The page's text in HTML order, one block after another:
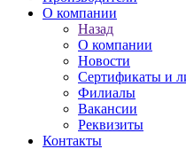
О компании
Назад
О компании
Новости
Сертификаты и
Филиалы
Вакансии
Реквизиты
Контакты